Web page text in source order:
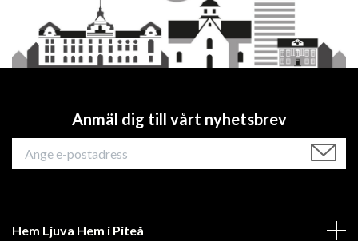
Anmäl dig till vårt nyhetsbrev
Hem Ljuva Hem i Piteå